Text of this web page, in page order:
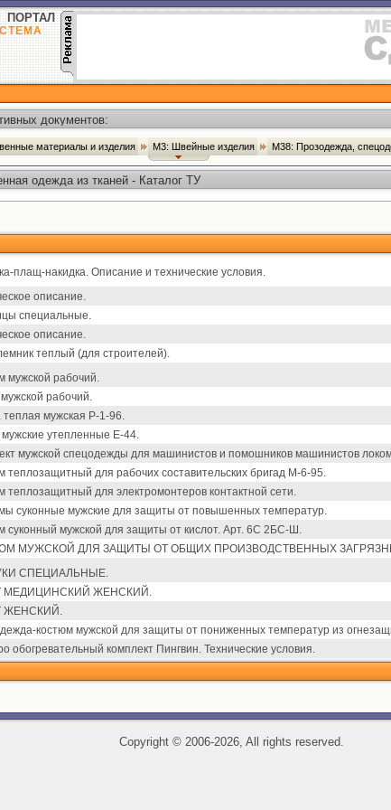
документов:
материалы и изделия М3: Швейные изделия М38: Прозодежда,
одежда из тканей - Каталог ТУ
плащ-накидка. Описание и технические условия.
описание.
специальные.
описание.
теплый (для строителей).
мужской рабочий.
рабочий.
теплая мужская Р-1-96.
утепленные Е-44.
мужской спецодежды для машинистов и помошников машинистов
теплозащитный для рабочих составительских бригад М-6-95.
теплозащитный для электромонтеров контактной сети.
суконные мужские для защиты от повышенных температур.
суконный мужской для защиты от кислот. Арт. 6С 2БС-Ш.
МУЖСКОЙ ДЛЯ ЗАЩИТЫ ОТ ОБЩИХ ПРОИЗВОДСТВЕННЫХ
СПЕЦИАЛЬНЫЕ.
МЕДИЦИНСКИЙ ЖЕНСКИЙ.
ЖЕНСКИЙ.
костюм мужской для защиты от пониженных температур из
обогревательный комплект Пингвин. Технические условия.
Copyright ©2006-2026, All rights reserved.